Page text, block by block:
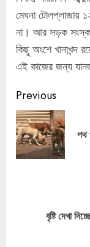
মেঘনা টোলপ্লাজায়
না। আর সড়ক
কিছু অংশে খানাখন্দ
এই কাজের জন্য
Continue
Reading
Previous
পথ
বৃষ্টি দেখা